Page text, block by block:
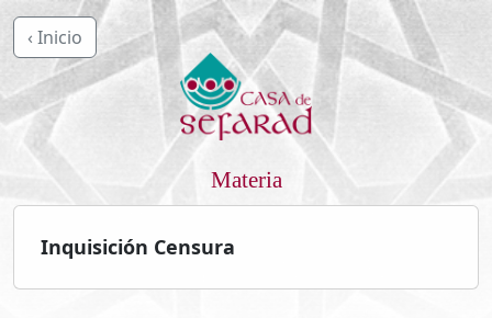
‹ Inicio
Materia
Inquisición Censura